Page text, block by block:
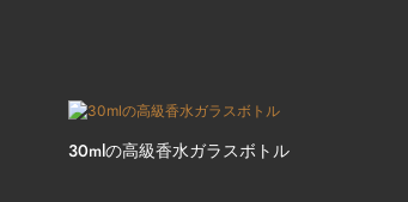
30mlの高級香水ガラスボトル